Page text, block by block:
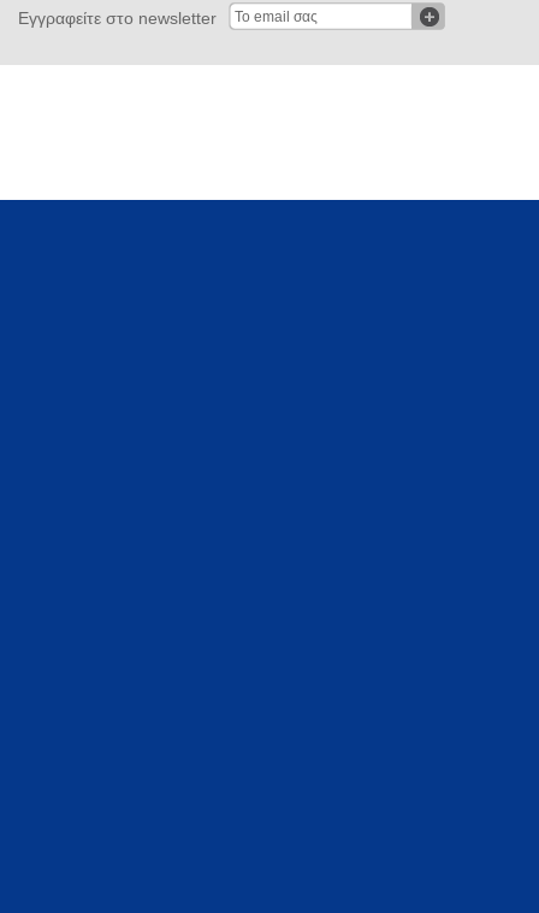
Εγγραφείτε στο newsletter